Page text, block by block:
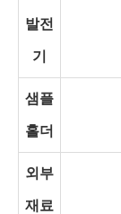
발전
기
샘플
홀더
외부
재료